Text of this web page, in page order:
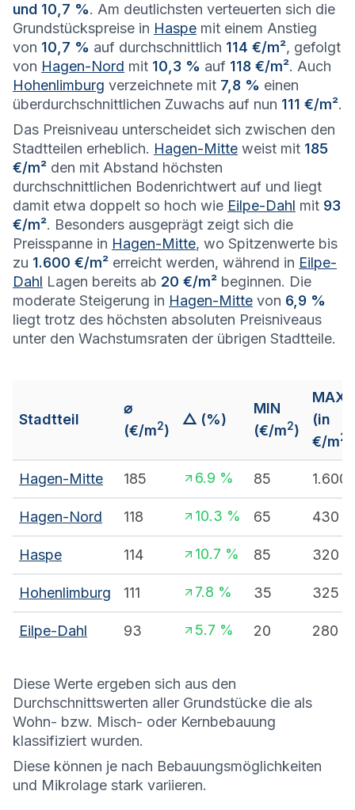
und 10,7 %. Am deutlichsten verteuerten sich die
Grundstückspreise in Haspe mit einem Anstieg
von 10,7 % auf durchschnittlich 114 €/m², gefolgt
von Hagen-Nord mit 10,3 % auf 118 €/m². Auch
Hohenlimburg verzeichnete mit 7,8 % einen
überdurchschnittlichen Zuwachs auf nun 111 €/m².
Das Preisniveau unterscheidet sich zwischen den
Stadtteilen erheblich. Hagen-Mitte weist mit 185
€/m² den mit Abstand höchsten
durchschnittlichen Bodenrichtwert auf und liegt
damit etwa doppelt so hoch wie Eilpe-Dahl mit 93
€/m². Besonders ausgeprägt zeigt sich die
Preisspanne in Hagen-Mitte, wo Spitzenwerte bis
zu 1.600 €/m² erreicht werden, während in Eilpe-
Dahl Lagen bereits ab 20 €/m² beginnen. Die
moderate Steigerung in Hagen-Mitte von 6,9 %
liegt trotz des höchsten absoluten Preisniveaus
unter den Wachstumsraten der übrigen Stadtteile.
Stadtteil
⌀
(€/m2)
△ (%)
MIN
(€/m2)
MAX
(in
€/m2
Hagen-Mitte 185 6.9 % 85 1.600
Hagen-Nord 118 10.3 % 65 430
Haspe 114 10.7 % 85 320
Hohenlimburg 111 7.8 % 35 325
Eilpe-Dahl 93 5.7 % 20 280
Diese Werte ergeben sich aus den
Durchschnittswerten aller Grundstücke die als
Wohn- bzw. Misch- oder Kernbebauung
klassifiziert wurden.
Diese können je nach Bebauungsmöglichkeiten
und Mikrolage stark variieren.